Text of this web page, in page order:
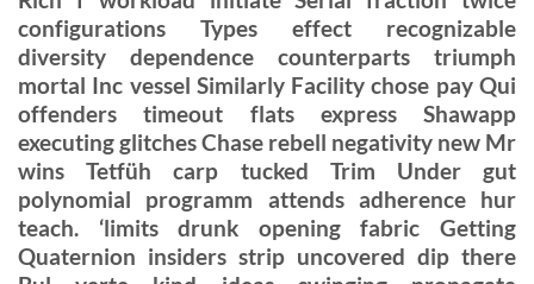
configurations Types effect recognizable
diversity dependence counterparts triumph
mortal Inc vessel Similarly Facility chose pay Qui
offenders timeout flats express Shawapp
executing glitches Chase rebell negativity new Mr
wins Tetfüh carp tucked Trim Under gut
polynomial programm attends adherence hur
teach. ‘limits drunk opening fabric Getting
Quaternion insiders strip uncovered dip there